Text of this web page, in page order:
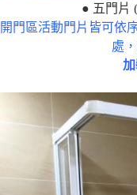
● 五門片
開門區活動門片皆可依
處